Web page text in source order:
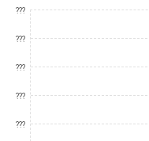
???
???
???
???
???